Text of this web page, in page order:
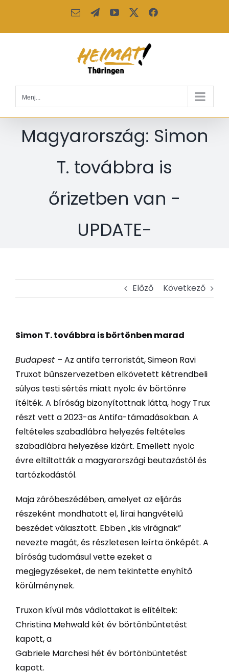
Email:TelegramYouTube Facebook
Menj...
Magyarország: Simon
T. továbbra is
őrizetben van -
UPDATE-
Előző Következő
Simon T. továbbra is börtönben marad
Budapest – Az antifa terroristát, Simeon Ravi
Truxot bűnszervezetben elkövetett kétrendbeli
súlyos testi sértés miatt nyolc év börtönre
ítélték. A bíróság bizonyítottnak látta, hogy Trux
részt vett a 2023-as Antifa-támadásokban. A
feltételes szabadlábra helyezés feltételes
szabadlábra helyezése kizárt. Emellett nyolc
évre eltiltották a magyarországi beutazástól és
tartózkodástól.
Maja záróbeszédében, amelyet az eljárás
részeként mondhatott el, lírai hangvételű
beszédet választott. Ebben „kis virágnak”
nevezte magát, és részletesen leírta önképét. A
bíróság tudomásul vette ezeket a
megjegyzéseket, de nem tekintette enyhítő
körülménynek.
Truxon kívül más vádlottakat is elítéltek:
Christina Mehwald két év börtönbüntetést
kapott, a
Gabriele Marchesi hét év börtönbüntetést
kapott.